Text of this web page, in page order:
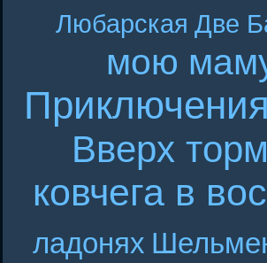
Любарская Две
мою
Вверх
ковчега в
ладонях